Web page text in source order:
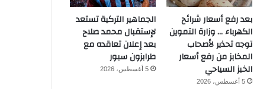
بعد رفع أسعار شرائح
الكهرباء … وزارة التموين
توجه تحذير لأصحاب
المخابز من رفع أسعار
الخبز السياحي
5 أغسطس، 2026
الجماهير التركية تستعد
لإستقبال محمد صلاح
بعد إعلان تعاقده مع
طرابزون سبور
5 أغسطس، 2026